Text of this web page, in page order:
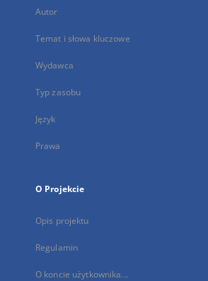
Autor
Temat i słowa kluczowe
Wydawca
Typ zasobu
Język
Prawa
O Projekcie
Opis projektu
Regulamin
O koncie użytkownika...